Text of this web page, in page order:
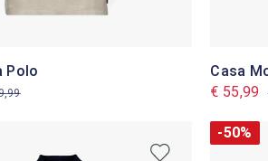
Polo
Casa
€ 55,99
-50%